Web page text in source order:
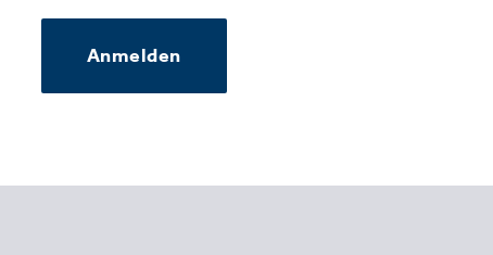
Anmelden